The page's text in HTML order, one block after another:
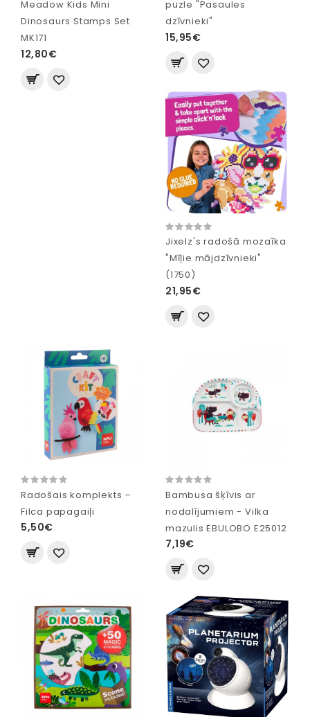
Meadow Kids Mini
Dinosaurs Stamps Set
MK171
12,80€
puzle "Pasaules
dzīvnieki"
15,95€
Jixelz's radošā mozaīka
"Mīļie mājdzīvnieki"
(1750)
21,95€
Radošais komplekts –
Filca papagaiļi
5,50€
Bambusa šķīvis ar
nodalījumiem - Vilka
mazulis EBULOBO E25012
7,19€